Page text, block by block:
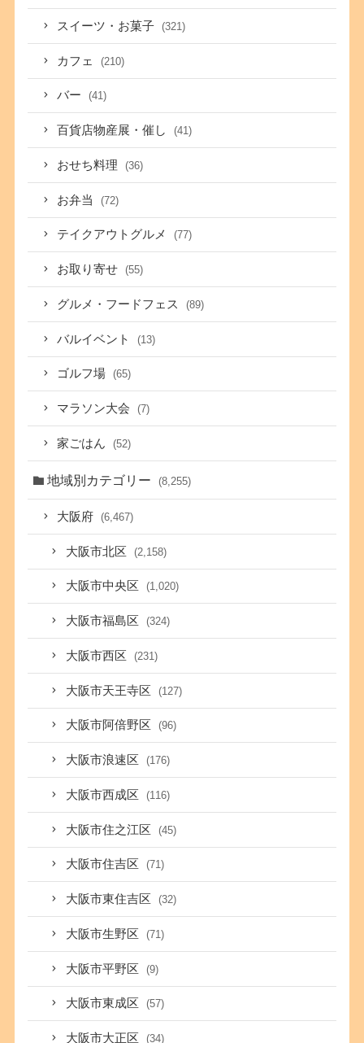
スイーツ・お菓子 (321)
カフェ (210)
バー (41)
百貨店物産展・催し (41)
おせち料理 (36)
お弁当 (72)
テイクアウトグルメ (77)
お取り寄せ (55)
グルメ・フードフェス (89)
バルイベント (13)
ゴルフ場 (65)
マラソン大会 (7)
家ごはん (52)
地域別カテゴリー (8,255)
大阪府 (6,467)
大阪市北区 (2,158)
大阪市中央区 (1,020)
大阪市福島区 (324)
大阪市西区 (231)
大阪市天王寺区 (127)
大阪市阿倍野区 (96)
大阪市浪速区 (176)
大阪市西成区 (116)
大阪市住之江区 (45)
大阪市住吉区 (71)
大阪市東住吉区 (32)
大阪市生野区 (71)
大阪市平野区 (9)
大阪市東成区 (57)
大阪市大正区 (34)